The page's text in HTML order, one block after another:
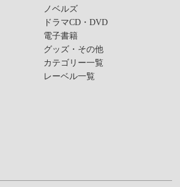
ノベルズ
ドラマCD・DVD
電子書籍
グッズ・その他
カテゴリー一覧
レーベル一覧